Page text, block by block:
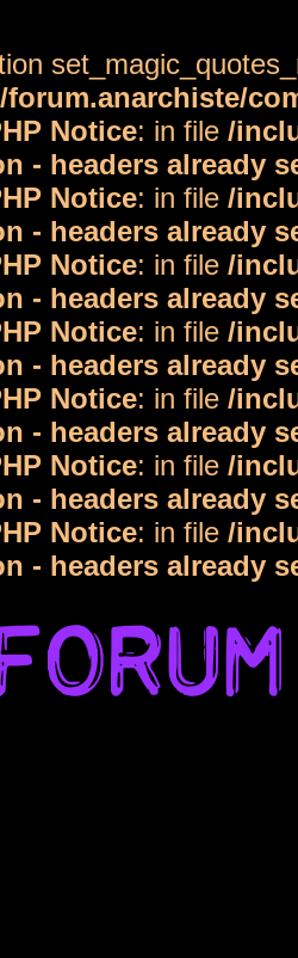
Notice: in file /
- headers already
Notice: in file /
- headers already
Notice: in file /
- headers already
Notice: in file /
- headers already
Notice: in file /
- headers already
Notice: in file /
- headers already
Notice: in file /
- headers already